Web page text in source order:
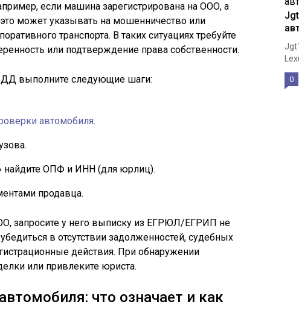
если машина зарегистрирована на ООО, а
может указывать на мошенничество или
транспорта. В таких ситуациях требуйте
или подтверждение права собственности.
выполните следующие шаги:
автомобиля.
найдите ОПФ и ИНН (для юрлиц).
продавца.
запросите у него выписку из ЕГРЮЛ/ЕГРИП не
в отсутствии задолженностей, судебных
действия. При обнаружении
или привлеките юриста.
что означает и как
0